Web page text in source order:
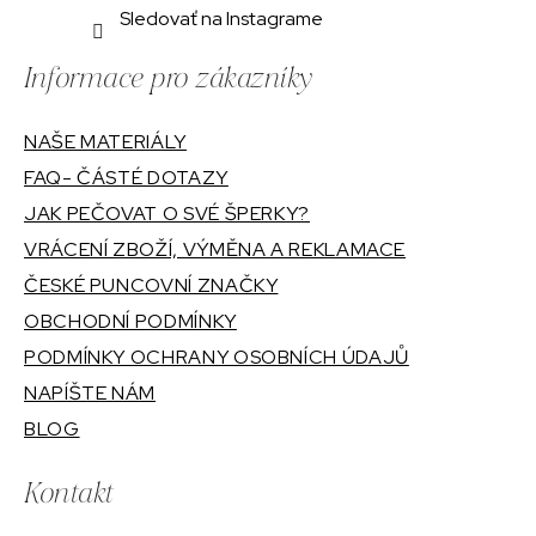
Sledovať na Instagrame
Informace pro zákazníky
NAŠE MATERIÁLY
FAQ- ČÁSTÉ DOTAZY
JAK PEČOVAT O SVÉ ŠPERKY?
VRÁCENÍ ZBOŽÍ, VÝMĚNA A REKLAMACE
ČESKÉ PUNCOVNÍ ZNAČKY
OBCHODNÍ PODMÍNKY
PODMÍNKY OCHRANY OSOBNÍCH ÚDAJŮ
NAPÍŠTE NÁM
BLOG
Kontakt